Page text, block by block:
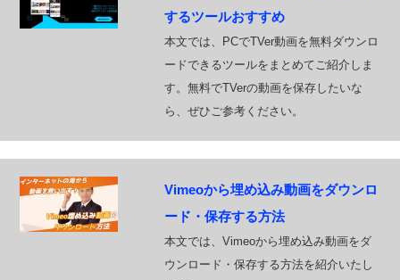
するツールおすすめ
本文では、PCでTVer動画を無料ダウンロ
ードできるツールをまとめてご紹介しま
す。無料でTVerの動画を保存したいな
ら、ぜひご参考ください。
Vimeoから埋め込み動画をダウンロ
ード・保存する方法
本文では、Vimeoから埋め込み動画をダ
ウンロード・保存する方法を紹介いたし